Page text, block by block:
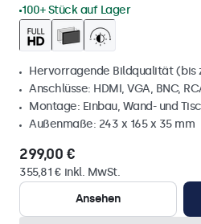
100+ Stück auf Lager
Hervorragende Bildqualität (bis
Anschlüsse: HDMI, VGA, BNC,
Montage: Einbau, Wand- und
Außenmaße: 243 x 165 x 35 mm
299,00 €
355,81 € inkl. MwSt.
Ansehen